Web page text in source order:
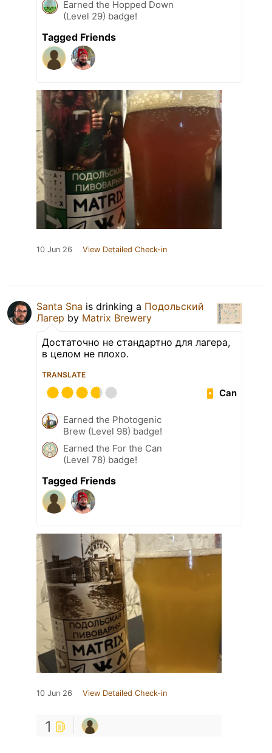
Earned the Hopped Down
(Level 29) badge!
Tagged Friends
10 Jun 26 View Detailed Check-in
Santa Sna is drinking a Подольский
Лагер by Matrix Brewery
Достаточно не стандартно для лагера,
в целом не плохо.
TRANSLATE
Can
Earned the Photogenic
Brew (Level 98) badge!
Earned the For the Can
(Level 78) badge!
Tagged Friends
10 Jun 26 View Detailed Check-in
1